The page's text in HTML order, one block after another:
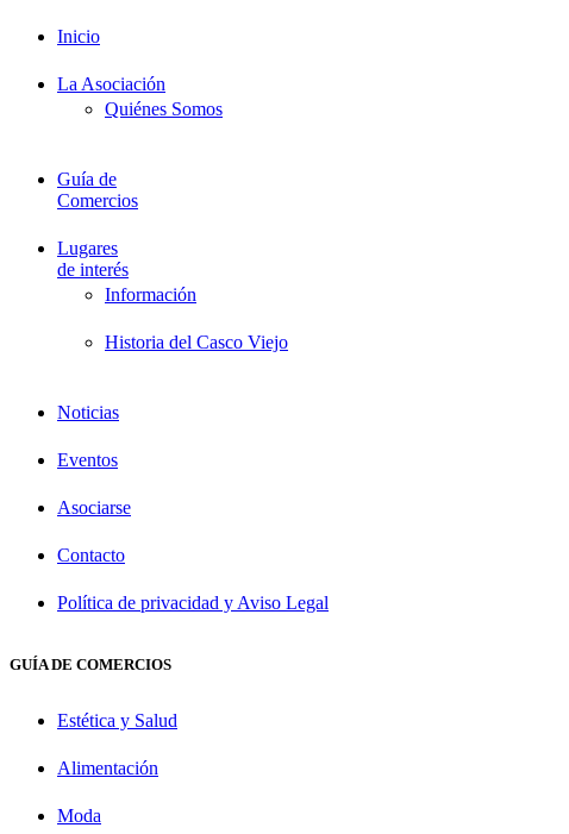
Inicio
La Asociación
Quiénes Somos
Guía de
Comercios
Lugares
de interés
Información
Historia del Casco Viejo
Noticias
Eventos
Asociarse
Contacto
Política de privacidad y Aviso Legal
GUÍA DE COMERCIOS
Estética y Salud
Alimentación
Moda